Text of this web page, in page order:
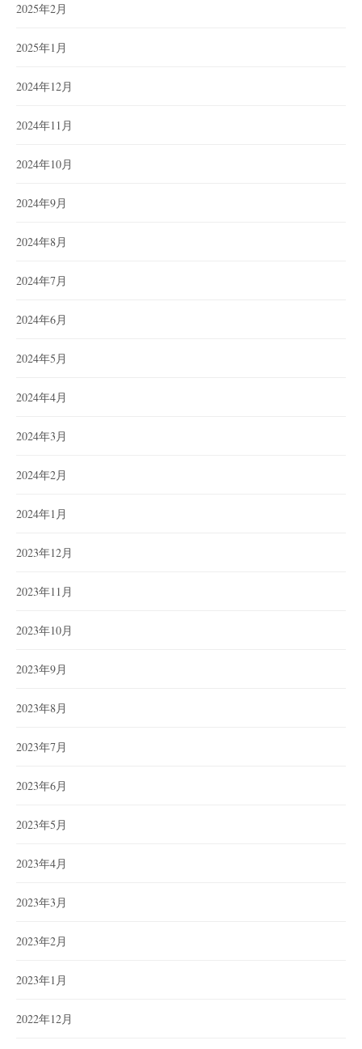
2025年2月
2025年1月
2024年12月
2024年11月
2024年10月
2024年9月
2024年8月
2024年7月
2024年6月
2024年5月
2024年4月
2024年3月
2024年2月
2024年1月
2023年12月
2023年11月
2023年10月
2023年9月
2023年8月
2023年7月
2023年6月
2023年5月
2023年4月
2023年3月
2023年2月
2023年1月
2022年12月